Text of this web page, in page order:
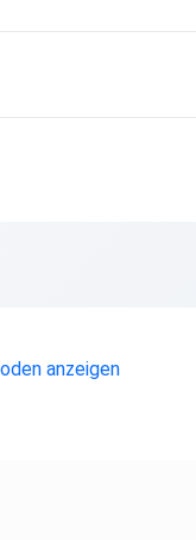
anzeigen